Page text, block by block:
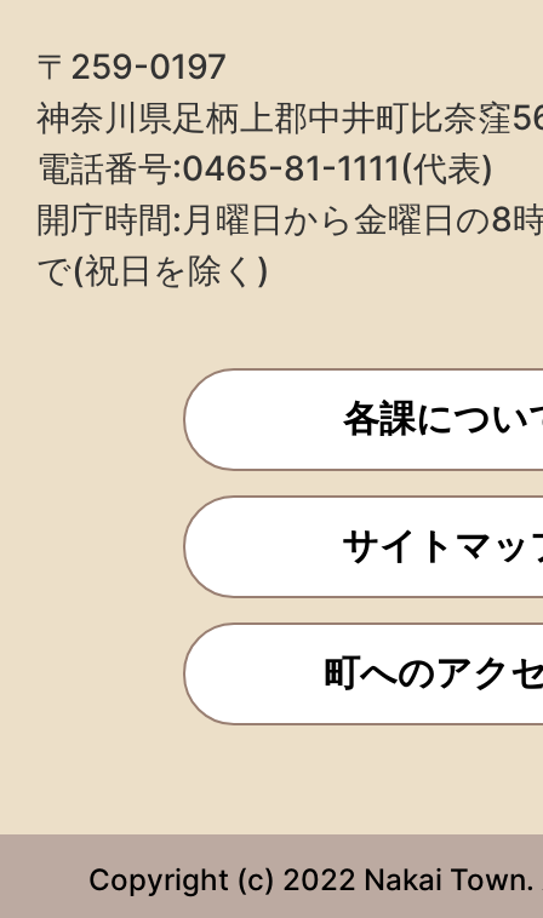
〒259-0197
神奈川県足柄上郡中井町比奈窪
電話番号:0465-81-1111(代表)
開庁時間:月曜日から金曜日の8
で(祝日を除く)
各課につい
サイトマッ
町へのアク
Copyright (c) 2022 Nakai Town.